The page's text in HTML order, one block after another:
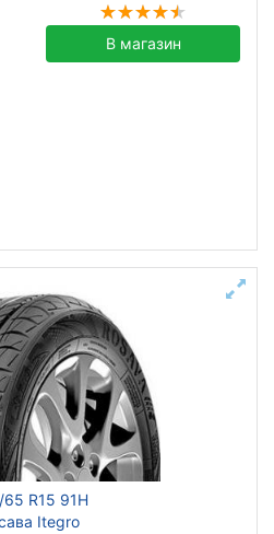
В магазин
R15 91H
Itegro